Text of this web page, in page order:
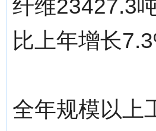
纤维23427.3
比上年增长
全年规模以上